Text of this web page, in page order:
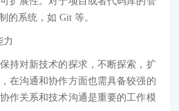
的系统，如 Git 等。
对新技术的探求，不断探索，扩
在沟通和协作方面也需具备较强的
作关系和技术沟通是重要的工作模